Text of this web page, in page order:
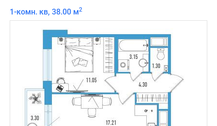
1-комн. кв, 38.00 м2